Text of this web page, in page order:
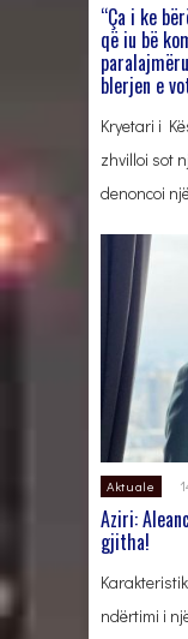
“Ça i ke
që iu bë
blerjen e
Kryetari i
zhvilloi sot
denoncoi
Aktuale
Aziri:
gjitha!
ndërtimi i